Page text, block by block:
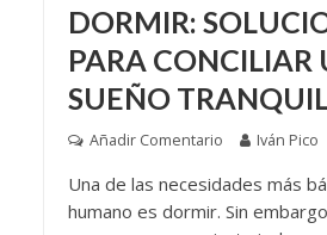
DORMIR:
PARA CONCILIAR
SUEÑO
Añadir Comentario Iván Pico
Una de las necesidades más
humano es dormir. Sin